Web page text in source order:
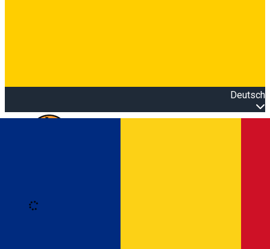
Deutsch